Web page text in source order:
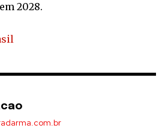
2028.